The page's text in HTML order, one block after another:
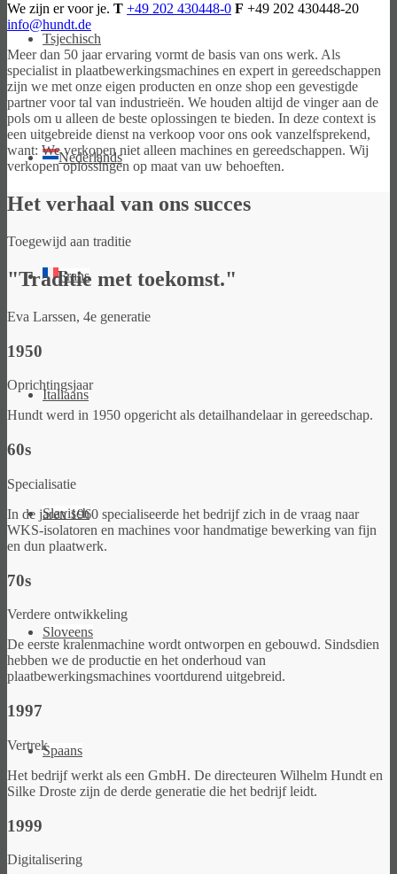
Tsjechisch
Nederlands
Frans
Italiaans
Slavisch
Sloveens
Spaans
We zijn er voor je. T +49 202 430448-0 F +49 202 430448-20
info@hundt.de
Meer dan 50 jaar ervaring vormt de basis van ons werk. Als
specialist in plaatbewerkingsmachines en expert in gereedschappen
zijn we met onze eigen producten en onze shop een gevestigde
partner voor tal van industrieën. We houden altijd de vinger aan de
pols om u alleen de beste oplossingen te bieden. In deze context is
een uitgebreide dienst na verkoop voor ons ook vanzelfsprekend,
want: We verkopen niet alleen machines en gereedschappen. Wij
verkopen oplossingen op maat van uw behoeften.
Het verhaal van ons succes
Toegewijd aan traditie
"Traditie met toekomst."
Eva Larssen, 4e generatie
1950
Oprichtingsjaar
Hundt werd in 1950 opgericht als detailhandelaar in gereedschap.
60s
Specialisatie
In de jaren 1960 specialiseerde het bedrijf zich in de vraag naar
WKS-isolatoren en machines voor handmatige bewerking van fijn
en dun plaatwerk.
70s
Verdere ontwikkeling
De eerste kralenmachine wordt ontworpen en gebouwd. Sindsdien
hebben we de productie en het onderhoud van
plaatbewerkingsmachines voortdurend uitgebreid.
1997
Vertrek
Het bedrijf werkt als een GmbH. De directeuren Wilhelm Hundt en
Silke Droste zijn de derde generatie die het bedrijf leidt.
1999
Digitalisering